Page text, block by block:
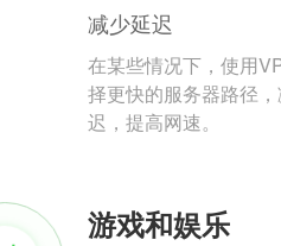
减少延迟
在某些情况下，使用
择更快的服务器路径
迟，提高网速。
游戏和娱乐